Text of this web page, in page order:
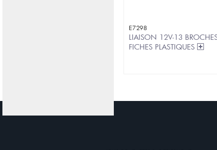
E7298
LIAISON 12V-13
FICHES PLASTIQUES